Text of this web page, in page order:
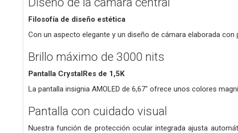
Filosofía de diseño estética
Con un aspecto elegante y un diseño de cámara elaborada
Brillo máximo de 3000 nits
Pantalla CrystalRes de 1,5K
La pantalla insignia AMOLED de 6,67" ofrece unos colores
Pantalla con cuidado visual
Nuestra función de protección ocular integrada ajusta